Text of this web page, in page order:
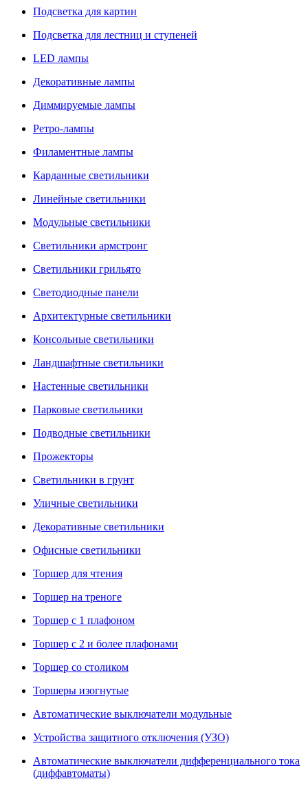
Подсветка для картин
Подсветка для лестниц и ступеней
LED лампы
Декоративные лампы
Диммируемые лампы
Ретро-лампы
Филаментные лампы
Карданные светильники
Линейные светильники
Модульные светильники
Светильники армстронг
Светильники грильято
Светодиодные панели
Архитектурные светильники
Консольные светильники
Ландшафтные светильники
Настенные светильники
Парковые светильники
Подводные светильники
Прожекторы
Светильники в грунт
Уличные светильники
Декоративные светильники
Офисные светильники
Торшер для чтения
Торшер на треноге
Торшер с 1 плафоном
Торшер с 2 и более плафонами
Торшер со столиком
Торшеры изогнутые
Автоматические выключатели модульные
Устройства защитного отключения (УЗО)
Автоматические выключатели дифференциального тока
(диффавтоматы)